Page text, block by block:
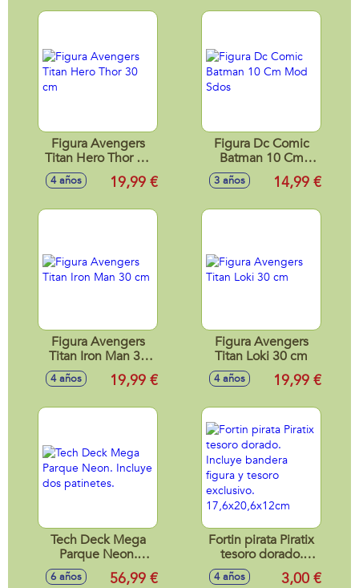
Figura Avengers
Titan Hero Thor 30
4 años 19,99 €
Figura Dc Comic
Batman 10 Cm
Mod Sdos
3 años 14,99 €
Figura Avengers
Titan Iron Man 30
4 años 19,99 €
Figura Avengers
Titan Loki 30 cm
4 años 19,99 €
Tech Deck Mega
Parque Neon.
Incluye dos
patinetes.
6 años 56,99 €
Fortin pirata Piratix
tesoro dorado.
Incluye bandera
figura y tesoro
4 años 3,00 €